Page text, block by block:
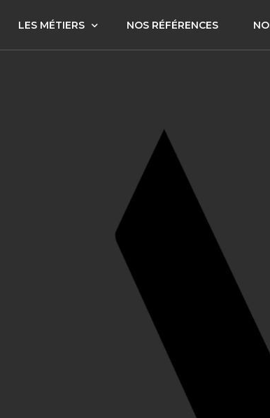
LES MÉTIERS
Sully Patrimoine Gestion
NOS RÉFÉRENCES